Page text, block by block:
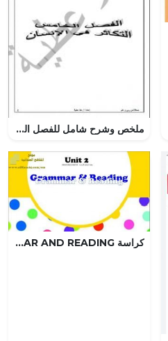
ملخص وشرح شامل للفصل الخامس (سلسلة التميز) (علوم وبيئة) الثاني عشر
كراسة GRAMMAR AND READING (لغة انجليزية) التاسع